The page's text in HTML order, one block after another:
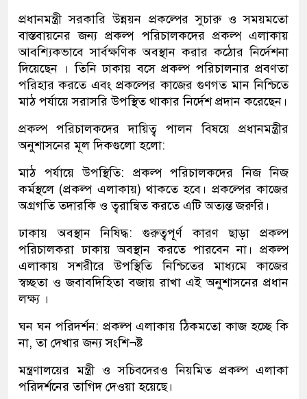
প্রধানমন্ত্রী সরকারি উন্নয়ন প্রকল্পের সুচারু ও সময়মতো
বাস্তবায়নের জন্য প্রকল্প পরিচালকদের প্রকল্প এলাকায়
আবশ্যিকভাবে সার্বক্ষণিক অবস্থান করার কঠোর নির্দেশনা
দিয়েছেন । তিনি ঢাকায় বসে প্রকল্প পরিচালনার প্রবণতা
পরিহার করতে এবং প্রকল্পের কাজের গুণগত মান নিশ্চিতে
মাঠ পর্যায়ে সরাসরি উপস্থিত থাকার নির্দেশ প্রদান করেছেন।
প্রকল্প পরিচালকদের দায়িত্ব পালন বিষয়ে প্রধানমন্ত্রীর
অনুশাসনের মূল দিকগুলো হলো:
মাঠ পর্যায়ে উপস্থিতি: প্রকল্প পরিচালকদের নিজ নিজ
কর্মস্থলে (প্রকল্প এলাকায়) থাকতে হবে। প্রকল্পের কাজের
অগ্রগতি তদারকি ও ত্বরান্বিত করতে এটি অত্যন্ত জরুরি।
ঢাকায় অবস্থান নিষিদ্ধ: গুরুত্বপূর্ণ কারণ ছাড়া প্রকল্প
পরিচালকরা ঢাকায় অবস্থান করতে পারবেন না। প্রকল্প
এলাকায় সশরীরে উপস্থিতি নিশ্চিতের মাধ্যমে কাজের
স্বচ্ছতা ও জবাবদিহিতা বজায় রাখা এই অনুশাসনের প্রধান
লক্ষ্য ।
ঘন ঘন পরিদর্শন: প্রকল্প এলাকায় ঠিকমতো কাজ হচ্ছে কি
না, তা দেখার জন্য সংশি¬ষ্ট
মন্ত্রণালয়ের মন্ত্রী ও সচিবদেরও নিয়মিত প্রকল্প এলাকা
পরিদর্শনের তাগিদ দেওয়া হয়েছে।